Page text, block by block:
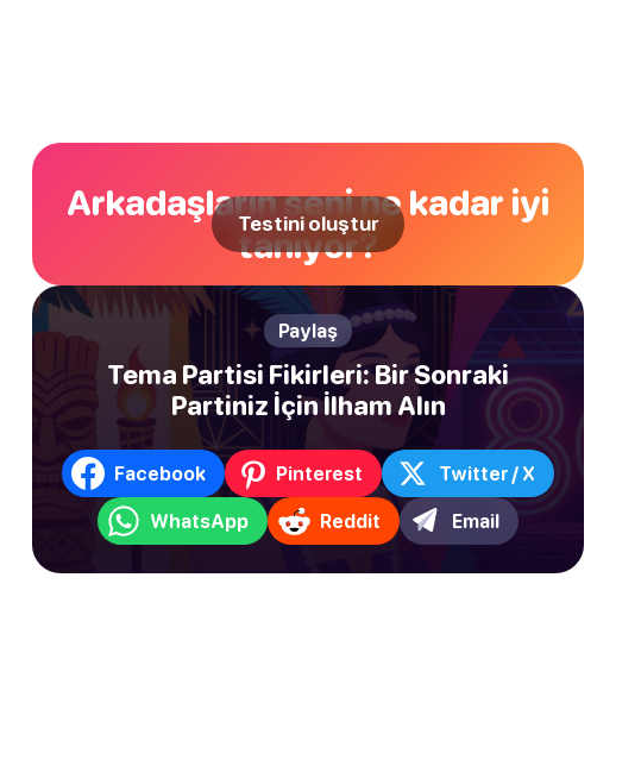
Arkadaşların seni ne kadar iyi
tanıyor?
Testini oluştur
Paylaş
Tema Partisi Fikirleri: Bir Sonraki
Partiniz İçin İlham Alın
Facebook Pinterest Twitter / X
WhatsApp Reddit Email